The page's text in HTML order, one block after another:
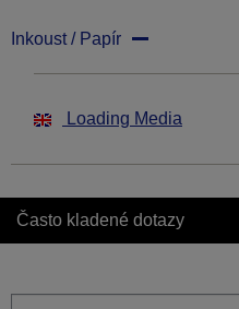
Inkoust / Papír
Loading Media
Často kladené dotazy